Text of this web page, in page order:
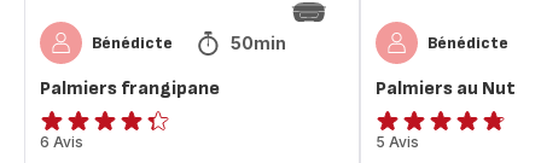
Bénédicte 50min
Palmiers frangipane
ratings.4.3
6 Avis
Bénédicte
Palmiers au
ratings.4.7
5 Avis